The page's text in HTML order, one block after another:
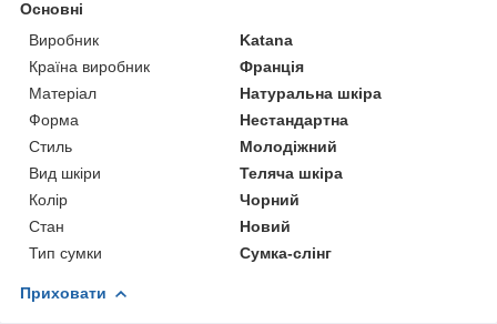
Основні
Виробник
Katana
Країна виробник
Франція
Матеріал
Натуральна шкіра
Форма
Нестандартна
Стиль
Молодіжний
Вид шкіри
Теляча шкіра
Колір
Чорний
Стан
Новий
Тип сумки
Сумка-слінг
Приховати